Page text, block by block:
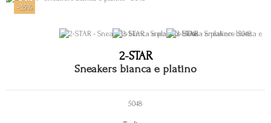
-35%
Sneakers bianca e platino
2-STAR
5048